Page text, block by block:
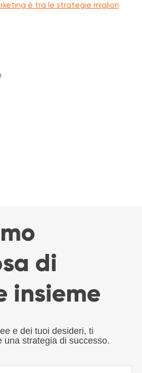
è tra le strategie migliori
di
insieme
e dei tuoi desideri, ti
una strategia di successo.